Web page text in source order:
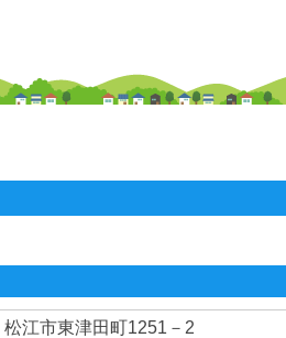
松江市東津田町1251－2